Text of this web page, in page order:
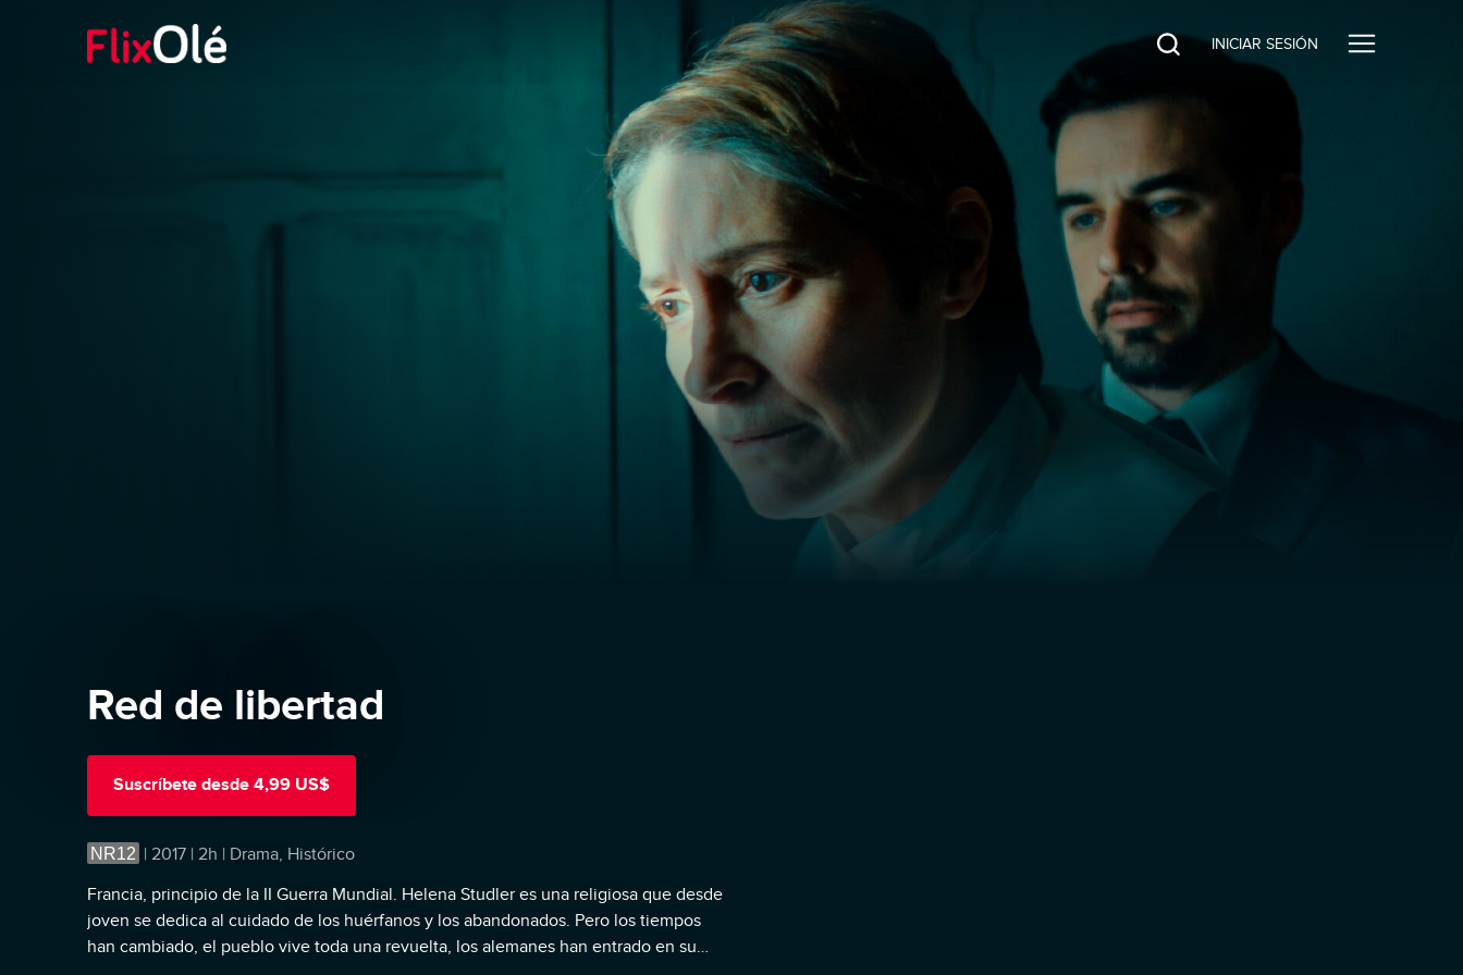
INICIAR SESIÓN
Red de libertad
Suscríbete desde 4,99 US$
NR12 | 2017 | 2h | Drama, Histórico
Francia, principio de la II Guerra Mundial. Helena Studler es una religiosa que desde
joven se dedica al cuidado de los huérfanos y los abandonados. Pero los tiempos
han cambiado, el pueblo vive toda una revuelta, los alemanes han entrado en su